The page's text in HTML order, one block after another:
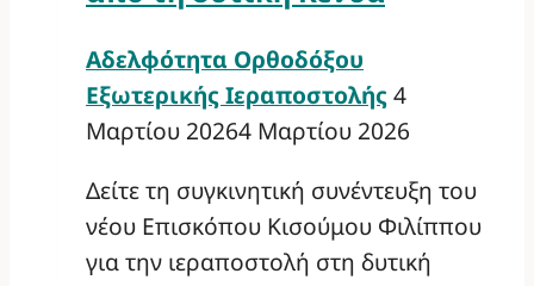
Αδελφότητα Ορθοδόξου
Εξωτερικής Ιεραποστολής4
Μαρτίου 20264 Μαρτίου 2026
Δείτε τη συγκινητική συνέντευξη του
νέου Επισκόπου Κισούμου Φιλίππου
για την ιεραποστολή στη δυτική